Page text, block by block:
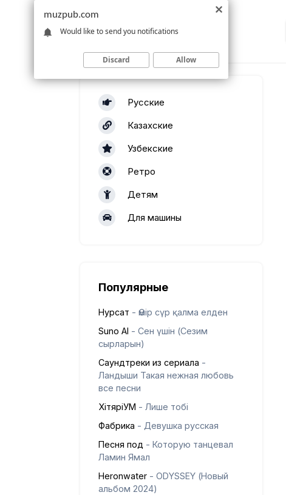
Русские
Казахские
Узбекские
Ретро
Детям
Для машины
Популярные
Нурсат - Өмір сүр қалма елден
Suno AI - Сен үшін (Сезим
сырларын)
Саундтреки из сериала -
Ландыши Такая нежная любовь
все песни
ХітяріУМ - Лише тобі
Фабрика - Девушка русская
Песня под - Которую танцевал
Ламин Ямал
Heronwater - ODYSSEY (Новый
альбом 2024)
muzpub.com
Would like to send you notifications
Discard Allow